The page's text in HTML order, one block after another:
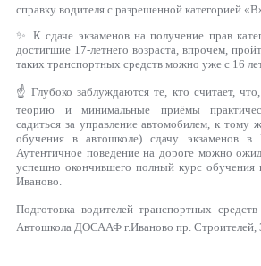
справку водителя с разрешенной категорией
✨ К сдаче экзаменов на получение прав
достигшие 17-летнего возраста, впрочем,
таких транспортных средств можно уже с 16
☝ Глубоко заблуждаются те, кто считает,
теорию и минимальные приёмы
садиться за управление автомобилем, к тому
обучения в автошколе) сдачу экзаменов
Аутентичное поведение на дороге можно
успешно окончившего полный курс
Иваново.
Подготовка водителей транспортных
Автошкола ДОСААФ г.Иваново пр. Строителей,